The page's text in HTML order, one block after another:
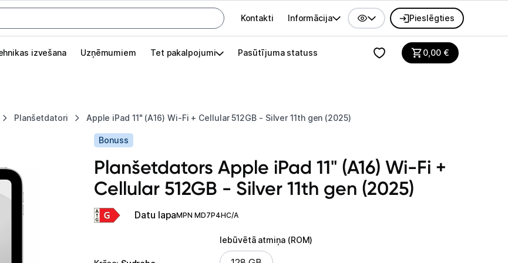
Galvenes izvēlne
Kontakti Informācija Pieslēgties
izvešana Uzņēmumiem Tet pakalpojumi Pasūtījuma statuss 0,00€
Planšetdatori Apple iPad 11" (A16) Wi-Fi + Cellular 512GB - Silver 11th gen (2025)
Pieslēgties
Izvēlies kāroto ierīci izdevīgāk!
TV un audio
Bonuss
Planšetdators Apple iPad 11" (A16) Wi-Fi +
Cellular 512GB - Silver 11th gen (2025)
Datu lapaMPN MD7P4HC/A
Iebūvētā atmiņa (ROM)
Iebūvētā atmiņa (ROM)